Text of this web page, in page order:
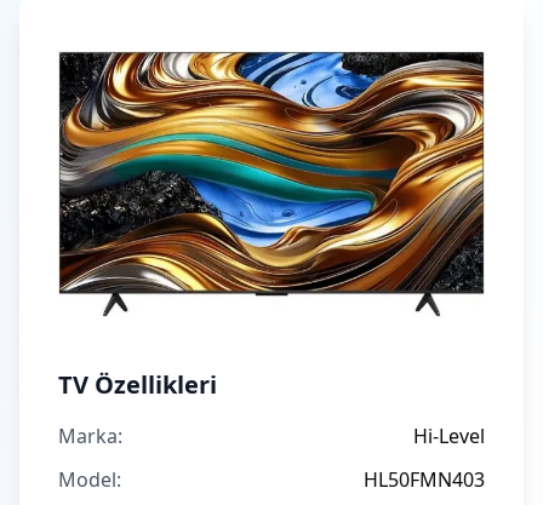
TV Özellikleri
Marka:
Hi-Level
Model:
HL50FMN403